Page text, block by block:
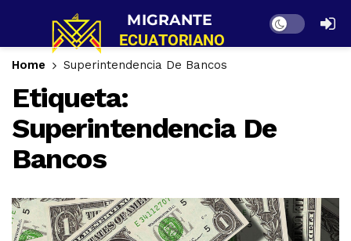
Dark mode
Home Superintendencia De Bancos
Etiqueta:
Superintendencia De
Bancos